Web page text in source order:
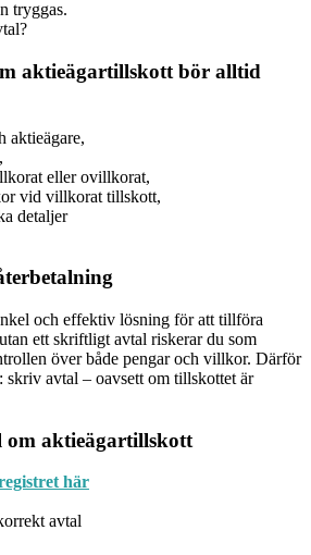
tryggas.
aktieägartillskott bör alltid
aktieägare,
eller ovillkorat,
vid villkorat tillskott,
detaljer
och effektiv lösning för att tillföra
ett skriftligt avtal riskerar du som
över både pengar och villkor. Därför
skriv avtal – oavsett om tillskottet är
om aktieägartillskott
här
avtal